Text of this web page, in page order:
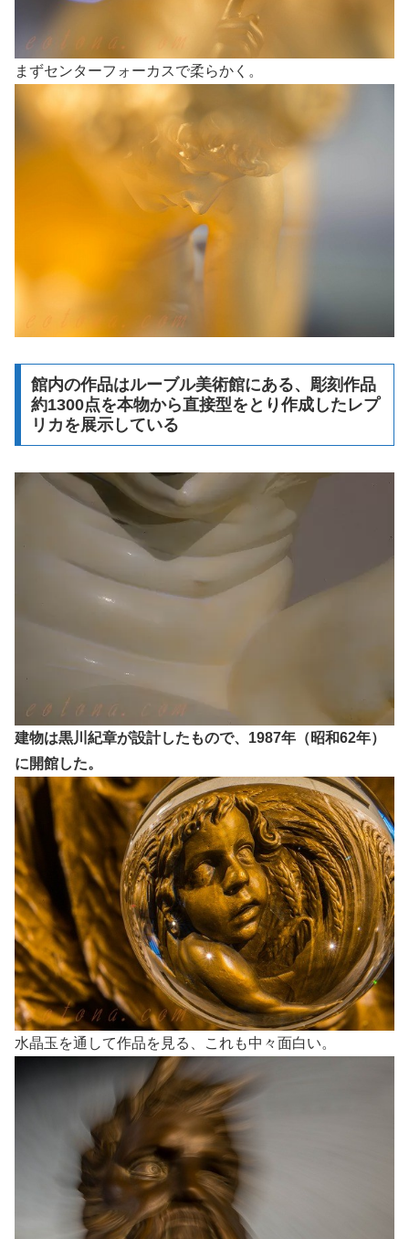
まずセンターフォーカスで柔らかく。
館内の作品はルーブル美術館にある、彫刻作品
約1300点を本物から直接型をとり作成したレプ
リカを展示している
建物は黒川紀章が設計したもので、1987年（昭和62年）
に開館した。
水晶玉を通して作品を見る、これも中々面白い。